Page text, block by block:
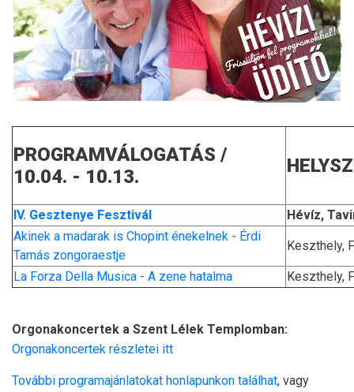
PROGRAMVÁLOGATÁS /
10.04. - 10.13.
IV. Gesztenye Fesztivál
Hévíz,
Akinek a madarak is Chopint énekelnek - Érdi
Tamás zongoraestje
Keszthely,
La Forza Della Musica - A zene hatalma Keszthely,
Orgonakoncertek a Szent Lélek Templomban:
Orgonakoncertek részletei itt
További programajánlatokat honlapunkon találhat, vagy